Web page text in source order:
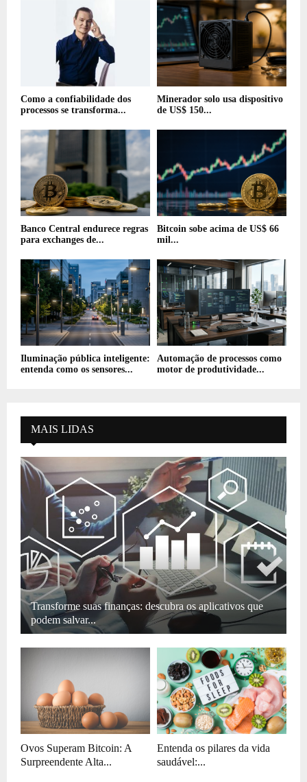
Como a confiabilidade dos
processos se transforma...
Minerador solo usa dispositivo
de US$ 150...
Banco Central endurece regras
para exchanges de...
Bitcoin sobe acima de US$ 66
mil...
Iluminação pública inteligente:
entenda como os sensores...
Automação de processos como
motor de produtividade...
MAIS LIDAS
Transforme suas finanças: descubra os aplicativos que
podem salvar...
Ovos Superam Bitcoin: A
Surpreendente Alta...
Entenda os pilares da vida
saudável:...